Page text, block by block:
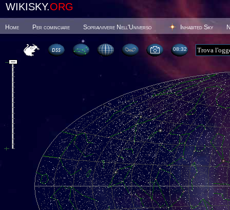
WIKISKY.ORG
Home Per cominciare Sopravvivere Nell'Universo Inhabited Sky
08 32